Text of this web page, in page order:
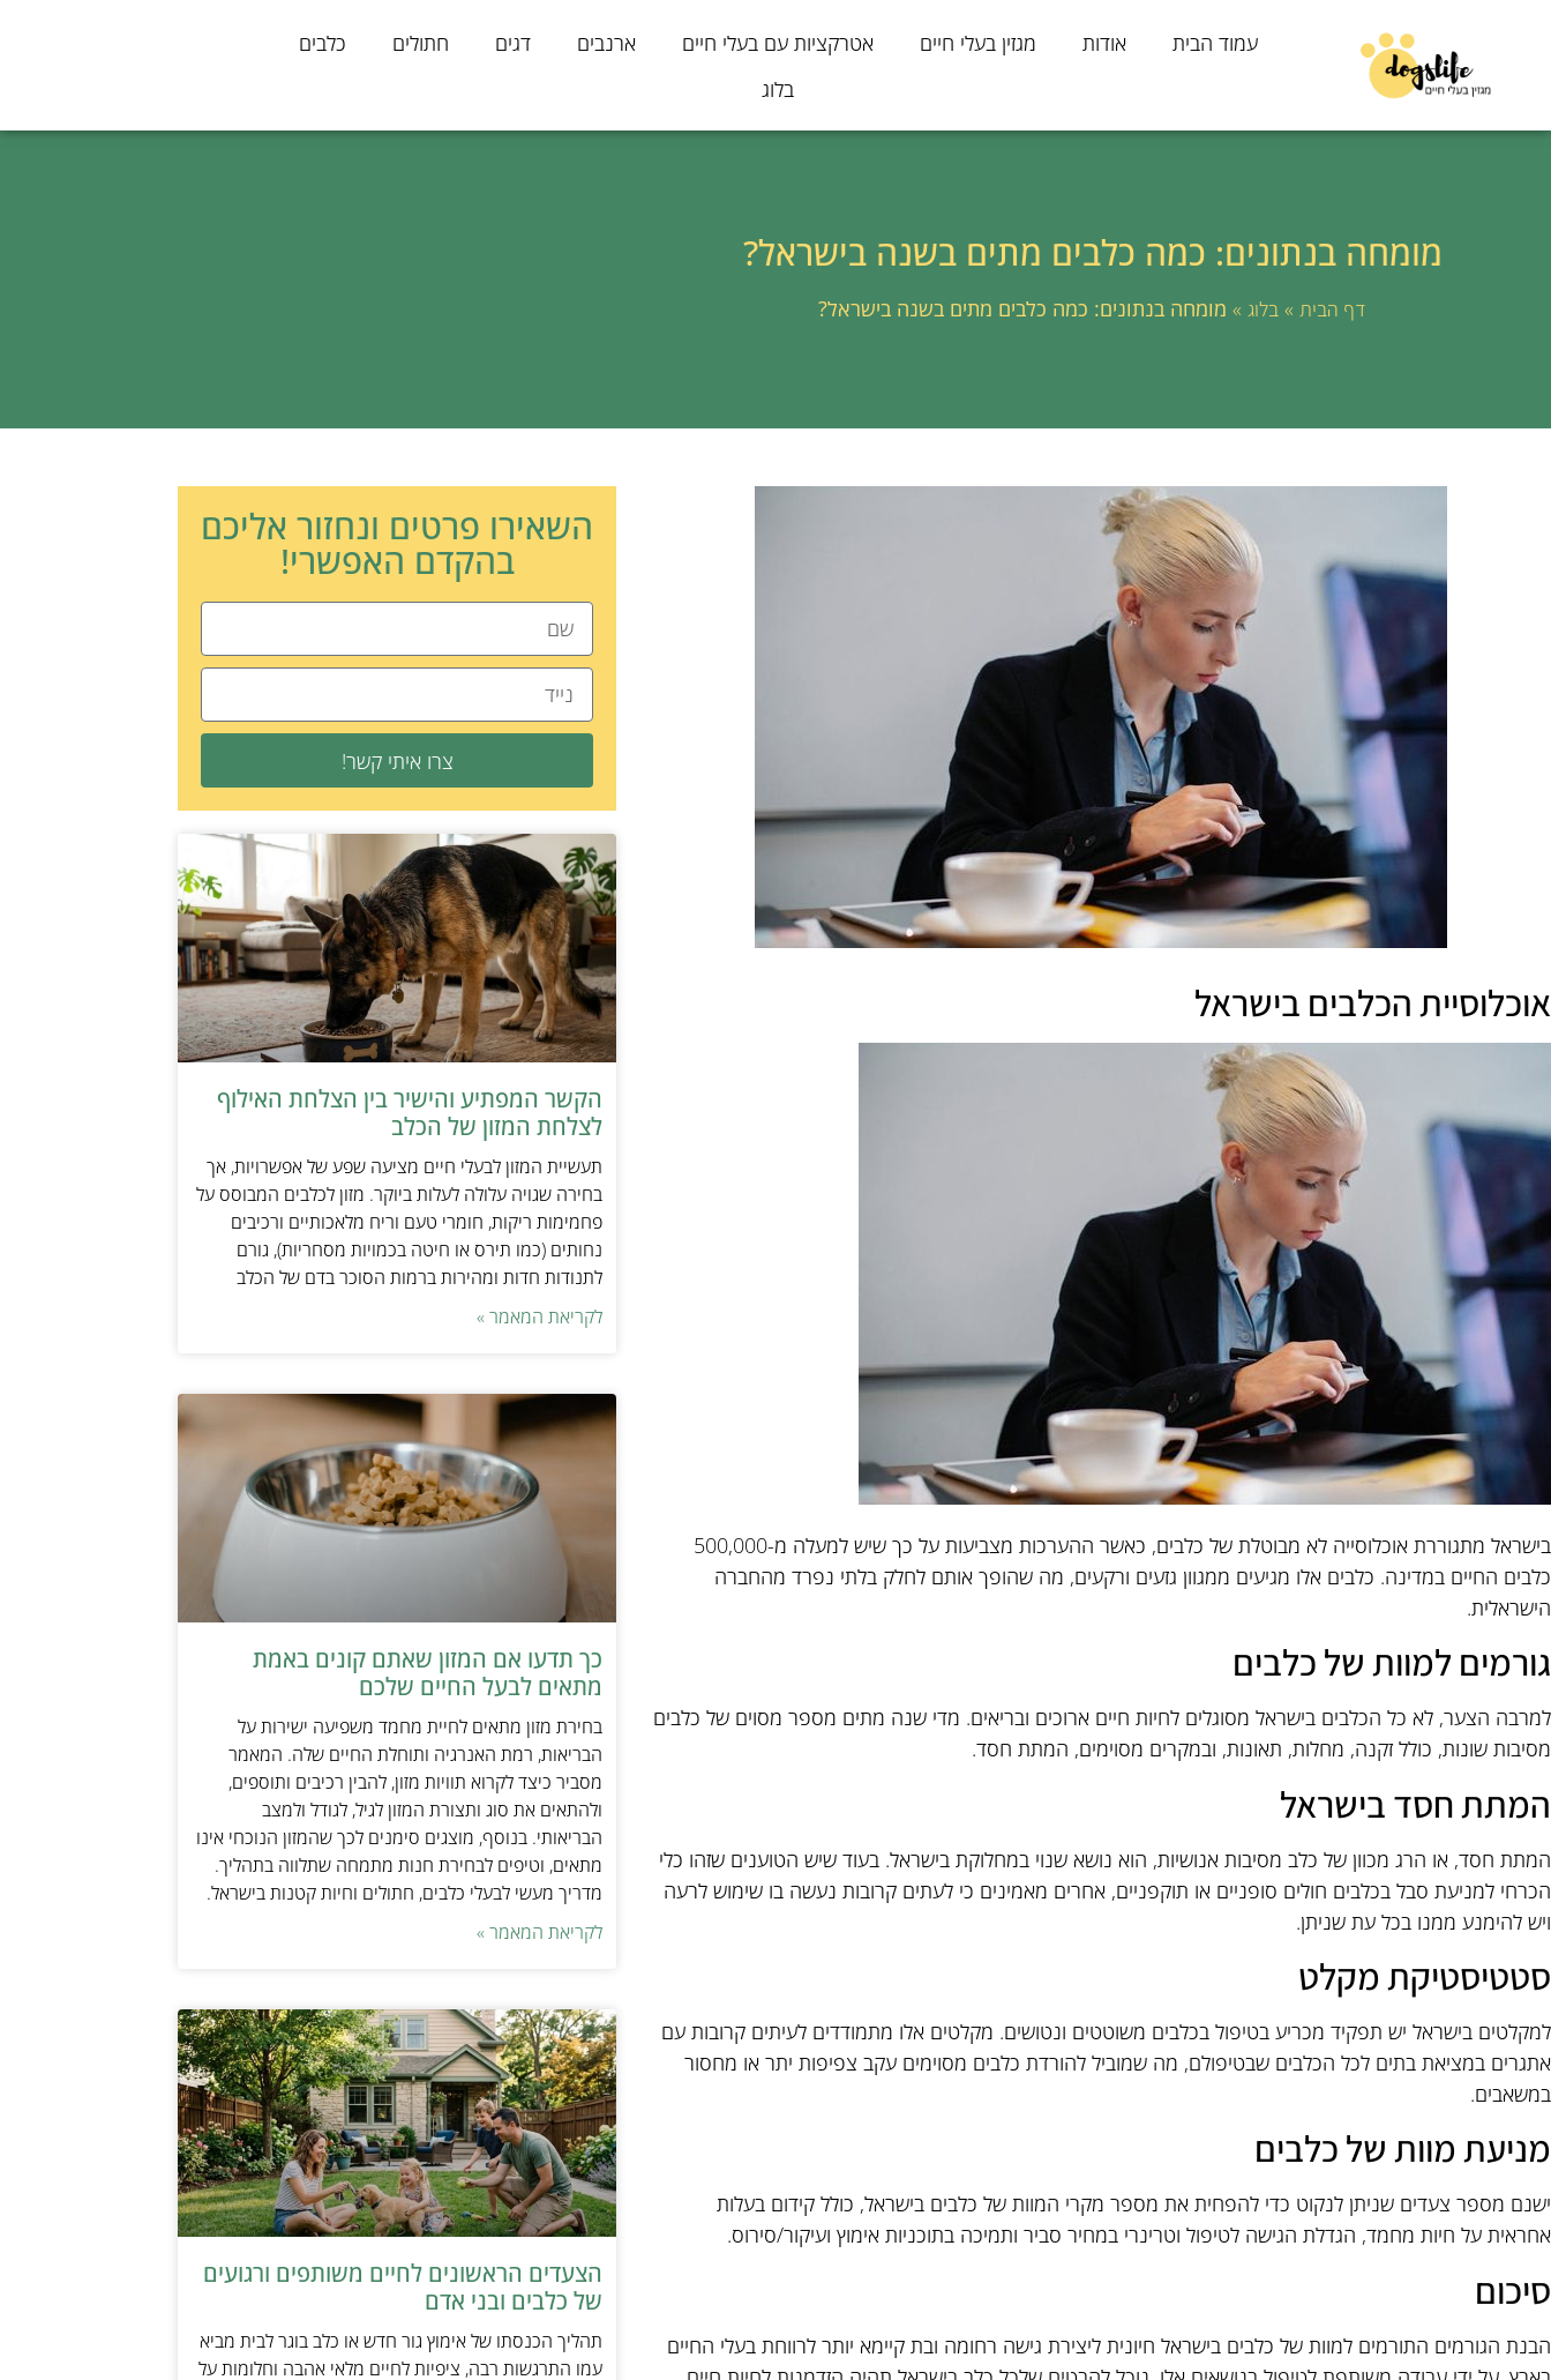
עמוד הבית אודות מגזין בעלי חיים אטרקציות עם בעלי חיים ארנבים דגים חתולים
כלבים
בלוג
מומחה בנתונים: כמה כלבים מתים בשנה בישראל?
דף הבית » בלוג » מומחה בנתונים: כמה כלבים מתים בשנה בישראל?
אוכלוסיית הכלבים בישראל
בישראל מתגוררת אוכלוסייה לא מבוטלת של כלבים, כאשר ההערכות מצביעות על כך שיש למעלה מ-500,000
כלבים החיים במדינה. כלבים אלו מגיעים ממגוון גזעים ורקעים, מה שהופך אותם לחלק בלתי נפרד מהחברה
הישראלית.
גורמים למוות של כלבים
למרבה הצער, לא כל הכלבים בישראל מסוגלים לחיות חיים ארוכים ובריאים. מדי שנה מתים מספר מסוים של כלבים
מסיבות שונות, כולל זקנה, מחלות, תאונות, ובמקרים מסוימים, המתת חסד.
המתת חסד בישראל
המתת חסד, או הרג מכוון של כלב מסיבות אנושיות, הוא נושא שנוי במחלוקת בישראל. בעוד שיש הטוענים שזהו כלי
הכרחי למניעת סבל בכלבים חולים סופניים או תוקפניים, אחרים מאמינים כי לעתים קרובות נעשה בו שימוש לרעה
ויש להימנע ממנו בכל עת שניתן.
סטטיסטיקת מקלט
למקלטים בישראל יש תפקיד מכריע בטיפול בכלבים משוטטים ונטושים. מקלטים אלו מתמודדים לעיתים קרובות עם
אתגרים במציאת בתים לכל הכלבים שבטיפולם, מה שמוביל להורדת כלבים מסוימים עקב צפיפות יתר או מחסור
במשאבים.
מניעת מוות של כלבים
ישנם מספר צעדים שניתן לנקוט כדי להפחית את מספר מקרי המוות של כלבים בישראל, כולל קידום בעלות
אחראית על חיות מחמד, הגדלת הגישה לטיפול וטרינרי במחיר סביר ותמיכה בתוכניות אימוץ ועיקור/סירוס.
סיכום
הבנת הגורמים התורמים למוות של כלבים בישראל חיונית ליצירת גישה רחומה ובת קיימא יותר לרווחת בעלי החיים
השאירו פרטים ונחזור אליכם
בהקדם האפשרי!
צרו איתי קשר!
הקשר המפתיע והישיר בין הצלחת האילוף
לצלחת המזון של הכלב
תעשיית המזון לבעלי חיים מציעה שפע של אפשרויות, אך
בחירה שגויה עלולה לעלות ביוקר. מזון לכלבים המבוסס על
פחמימות ריקות, חומרי טעם וריח מלאכותיים ורכיבים
נחותים (כמו תירס או חיטה בכמויות מסחריות), גורם
לתנודות חדות ומהירות ברמות הסוכר בדם של הכלב
לקריאת המאמר »
כך תדעו אם המזון שאתם קונים באמת
מתאים לבעל החיים שלכם
בחירת מזון מתאים לחיית מחמד משפיעה ישירות על
הבריאות, רמת האנרגיה ותוחלת החיים שלה. המאמר
מסביר כיצד לקרוא תוויות מזון, להבין רכיבים ותוספים,
ולהתאים את סוג ותצורת המזון לגיל, לגודל ולמצב
הבריאותי. בנוסף, מוצגים סימנים לכך שהמזון הנוכחי אינו
מתאים, וטיפים לבחירת חנות מתמחה שתלווה בתהליך.
מדריך מעשי לבעלי כלבים, חתולים וחיות קטנות בישראל.
לקריאת המאמר »
הצעדים הראשונים לחיים משותפים ורגועים
של כלבים ובני אדם
תהליך הכנסתו של אימוץ גור חדש או כלב בוגר לבית מביא
עמו התרגשות רבה, ציפיות לחיים מלאי אהבה וחלומות על